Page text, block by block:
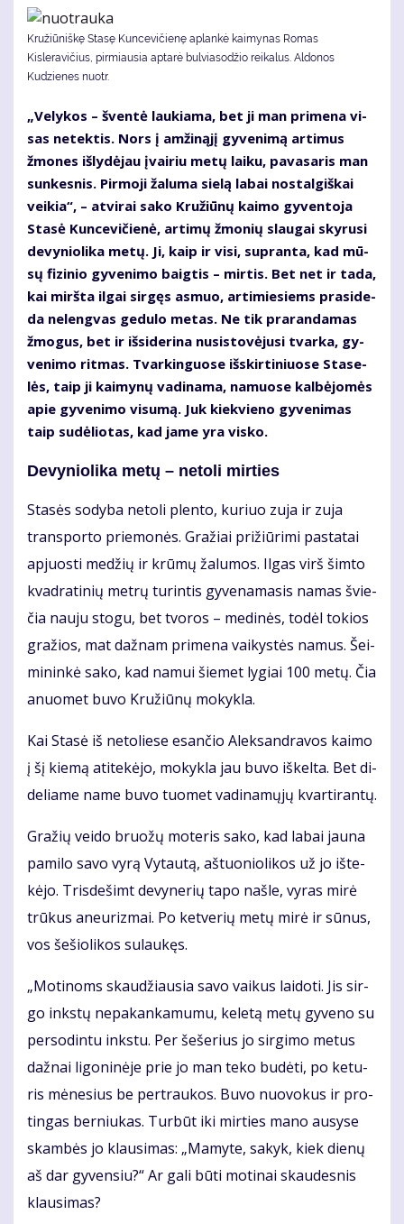
Kružiūniškę Stasę Kuncevičienę aplankė kaimynas Romas
Kisleravičius, pirmiausia aptarė bulviasodžio reikalus. Aldonos
Kudzienes nuotr.
„Ve­ly­kos – šven­tė lau­kia­ma, bet ji man pri­me­na vi­
sas ne­tek­tis. Nors į am­ži­ną­jį gy­ve­ni­mą ar­ti­mus
žmo­nes iš­ly­dė­jau įvai­riu me­tų lai­ku, pa­va­sa­ris man
sun­kes­nis. Pir­mo­ji ža­lu­ma sie­lą la­bai nos­tal­giš­kai
vei­kia“, – at­vi­rai sa­ko Kru­žiū­nų kai­mo gy­ven­to­ja
Sta­sė Kun­ce­vi­čie­nė, ar­ti­mų žmo­nių slau­gai sky­ru­si
de­vy­nio­li­ka me­tų. Ji, kaip ir vi­si, su­pran­ta, kad mū­
sų fi­zi­nio gy­ve­ni­mo baig­tis – mir­tis. Bet net ir ta­da,
kai mirš­ta il­gai sir­gęs as­muo, ar­ti­mie­siems pra­si­de­
da ne­leng­vas ge­du­lo me­tas. Ne tik pra­ran­da­mas
žmo­gus, bet ir iš­si­de­ri­na nu­si­sto­vė­ju­si tvar­ka, gy­
ve­ni­mo rit­mas. Tvar­kin­guo­se iš­skir­ti­niuo­se Sta­se­
lės, taip ji kai­my­nų va­di­na­ma, na­muo­se kal­bė­jo­mės
apie gy­ve­ni­mo vi­su­mą. Juk kiek­vie­no gy­ve­ni­mas
taip su­dė­lio­tas, kad ja­me yra vis­ko.
De­vy­nio­li­ka me­tų – ne­to­li mir­ties
Sta­sės so­dy­ba ne­to­li plen­to, ku­riuo zu­ja ir zu­ja
trans­por­to prie­mo­nės. Gra­žiai pri­žiū­ri­mi pa­sta­tai
ap­juos­ti me­džių ir krū­mų ža­lu­mos. Il­gas virš šim­to
kvad­ra­ti­nių met­rų tu­rin­tis gy­ve­na­ma­sis na­mas švie­
čia nau­ju sto­gu, bet tvo­ros – me­di­nės, to­dėl to­kios
gra­žios, mat daž­nam pri­me­na vai­kys­tės na­mus. Šei­
mi­nin­kė sa­ko, kad na­mui šie­met ly­giai 100 me­tų. Čia
anuo­met bu­vo Kru­žiū­nų mo­kyk­la.
Kai Sta­sė iš ne­to­lie­se esan­čio Alek­san­dra­vos kai­mo
į šį kie­mą ati­te­kė­jo, mo­kyk­la jau bu­vo iš­kel­ta. Bet di­
de­lia­me na­me bu­vo tuo­met va­di­na­mų­jų kvar­ti­ran­tų.
Gra­žių vei­do bruo­žų mo­te­ris sa­ko, kad la­bai jau­na
pa­mi­lo sa­vo vy­rą Vy­tau­tą, aš­tuo­nio­li­kos už jo iš­te­
kė­jo. Tris­de­šimt de­vy­ne­rių ta­po naš­le, vy­ras mi­rė
trū­kus aneu­riz­mai. Po ket­ve­rių me­tų mi­rė ir sū­nus,
vos še­šio­li­kos su­lau­kęs.
„Mo­ti­noms skau­džiau­sia sa­vo vai­kus lai­do­ti. Jis sir­
go inks­tų ne­pa­kan­ka­mu­mu, ke­le­tą me­tų gy­ve­no su
per­so­din­tu inks­tu. Per še­še­rius jo sir­gi­mo me­tus
daž­nai li­go­ni­nė­je prie jo man te­ko bu­dė­ti, po ke­tu­
ris mė­ne­sius be per­trau­kos. Bu­vo nuo­vo­kus ir pro­
tin­gas ber­niu­kas. Tur­būt iki mir­ties ma­no au­sy­se
skam­bės jo klau­si­mas: „Ma­my­te, sa­kyk, kiek die­nų
aš dar gy­ven­siu?“ Ar ga­li bū­ti mo­ti­nai skau­des­nis
klau­si­mas?